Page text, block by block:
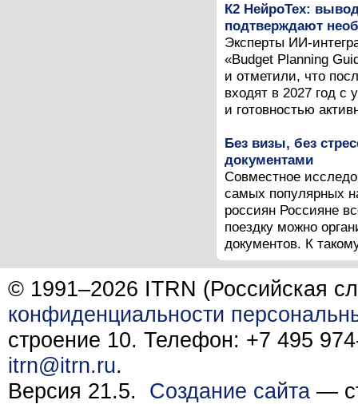
К2 НейроТех:
подтверждают
Эксперты ИИ-
«Budget Planning
и отметили, что
входят в 2027 год
и готовностью
Без визы, без
документами
Совместное
самых популярных
россиян Россияне
поездку можно
документов. К
© 1991–2026 ITRN (Российская
конфиденциальности
строение 10. Телефон: +7 495
itrn@itrn.ru.
Версия 21.5. Создание сайта —